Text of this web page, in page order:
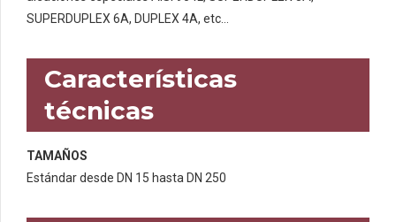
SUPERDUPLEX 6A, DUPLEX 4A, etc…
Características
técnicas
TAMAÑOS
Estándar desde DN 15 hasta DN 250